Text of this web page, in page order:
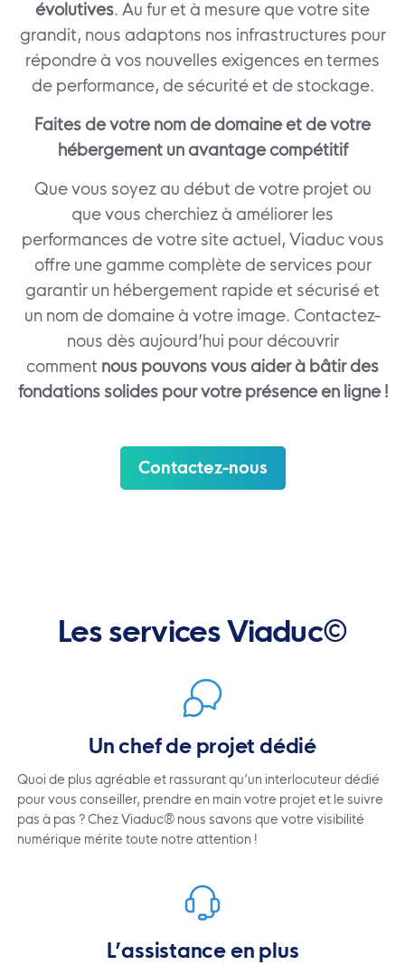
évolutives. Au fur et à mesure que votre site
grandit, nous adaptons nos infrastructures pour
répondre à vos nouvelles exigences en termes
de performance, de sécurité et de stockage.
Faites de votre nom de domaine et de votre
hébergement un avantage compétitif
Que vous soyez au début de votre projet ou
que vous cherchiez à améliorer les
performances de votre site actuel, Viaduc vous
offre une gamme complète de services pour
garantir un hébergement rapide et sécurisé et
un nom de domaine à votre image. Contactez-
nous dès aujourd’hui pour découvrir
comment nous pouvons vous aider à bâtir des
fondations solides pour votre présence en ligne !
Contactez-nous
Les services Viaduc©
Un chef de projet dédié
Quoi de plus agréable et rassurant qu’un interlocuteur dédié
pour vous conseiller, prendre en main votre projet et le suivre
pas à pas ? Chez Viaduc® nous savons que votre visibilité
numérique mérite toute notre attention !
L’assistance en plus